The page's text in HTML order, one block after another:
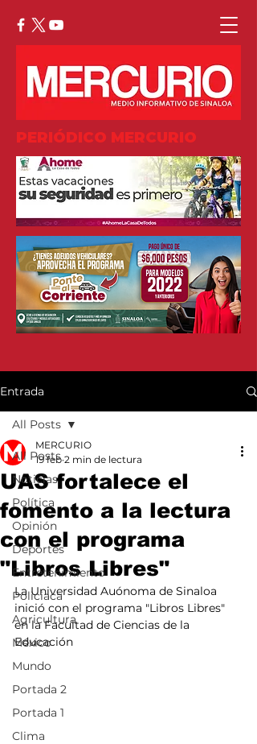
PERIÓDICO MERCURIO
Entrada
All Posts
Noticias
Política
Opinión
Deportes
Entretenimiento
Policiaca
Agricultura
México
Mundo
Portada 2
Portada 1
Clima
All Posts
UAS fortalece el
fomento a la lectura
con el programa
"Libros Libres"
MERCURIO
19 feb 2 min de lectura
La Universidad Auónoma de Sinaloa
inició con el programa "Libros Libres"
en la Facultad de Ciencias de la
Educación